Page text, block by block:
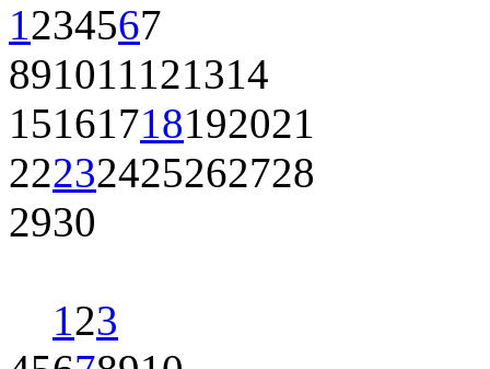
1234567
891011121314
15161718192021
22232425262728
2930
123